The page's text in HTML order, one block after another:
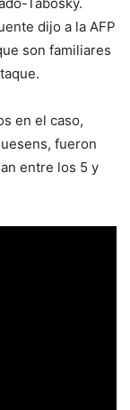
dijo a la AFP
son familiares
en el caso,
fueron
entre los 5 y